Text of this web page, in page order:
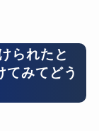
られたと
てみてどう